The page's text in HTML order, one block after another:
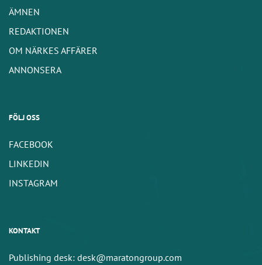
ÄMNEN
REDAKTIONEN
OM NÄRKES AFFÄRER
ANNONSERA
FÖLJ OSS
FACEBOOK
LINKEDIN
INSTAGRAM
KONTAKT
Publishing desk: desk@maratongroup.com